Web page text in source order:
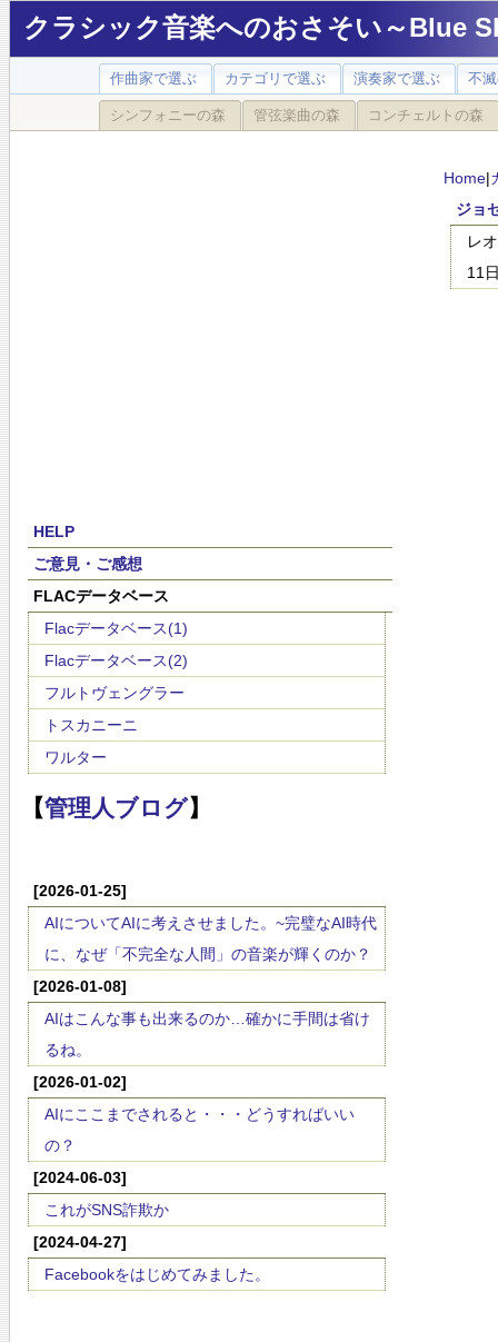
クラシック音楽へのおさそい～Blue
作曲家で選ぶ カテゴリで選ぶ 演奏家で選ぶ 不
シンフォニーの森 管弦楽曲の森 コンチェルトの森
HELP
ご意見・ご感想
FLACデータベース
Flacデータベース(1)
Flacデータベース(2)
フルトヴェングラー
トスカニーニ
ワルター
【管理人ブログ】
[2026-01-25]
AIについてAIに考えさせました。~完璧なAI時代
に、なぜ「不完全な人間」の音楽が輝くのか？
[2026-01-08]
AIはこんな事も出来るのか…確かに手間は省け
るね。
[2026-01-02]
AIにここまでされると・・・どうすればいい
の？
[2024-06-03]
これがSNS詐欺か
[2024-04-27]
Facebookをはじめてみました。
Home|
ジョ
レ
11